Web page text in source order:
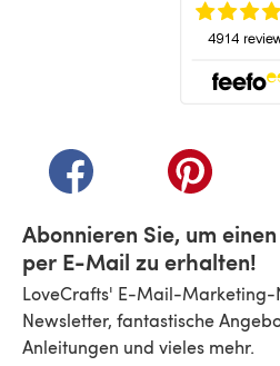
(öffnet sich in einem
(öffnet
Abonnieren Sie, um
per E-Mail zu erhalten!
LoveCrafts' E-Mail-Marketing-
Newsletter, fantastische
Anleitungen und vieles mehr.